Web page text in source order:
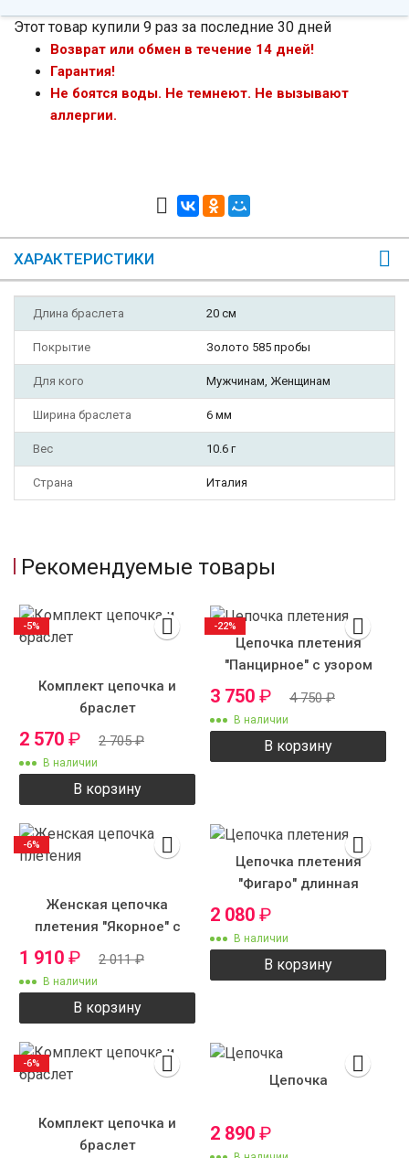
Этот товар купили 9 раз за последние 30 дней
Возврат или обмен в течение 14 дней!
Гарантия!
Не боятся воды. Не темнеют. Не вызывают
аллергии.
ХАРАКТЕРИСТИКИ
Длина браслета 20 см
Покрытие Золото 585 пробы
Для кого Мужчинам, Женщинам
Ширина браслета 6 мм
Вес 10.6 г
Страна Италия
Рекомендуемые товары
Комплект цепочка и
браслет
2 570 ₽ 2 705₽
В наличии
В корзину
-5%
Цепочка плетения
"Панцирное" с узором
3 750 ₽ 4 750₽
В наличии
В корзину
-22%
Женская цепочка
плетения "Якорное" с
рисунком
1 910 ₽ 2 011₽
В наличии
В корзину
-6%
Цепочка плетения
"Фигаро" длинная
2 080 ₽
В наличии
В корзину
Комплект цепочка и
браслет
-6%
Цепочка
2 890 ₽